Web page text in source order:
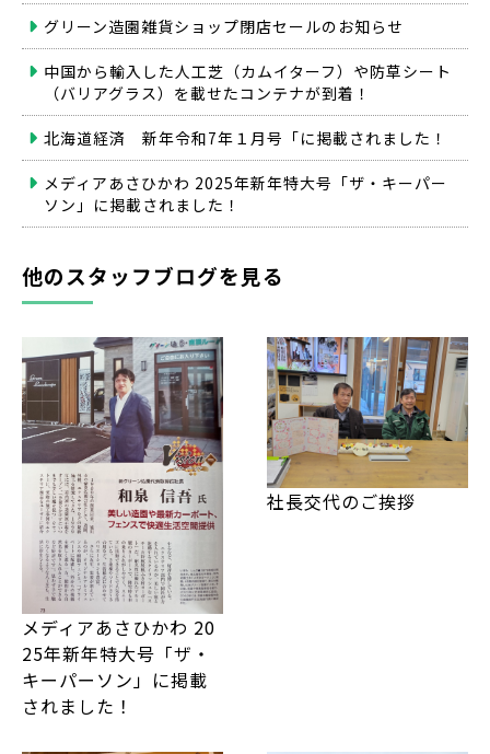
グリーン造園雑貨ショップ閉店セールのお知らせ
中国から輸入した人工芝（カムイターフ）や防草シート
（バリアグラス）を載せたコンテナが到着！
北海道経済 新年令和7年１月号「に掲載されました！
メディアあさひかわ 2025年新年特大号「ザ・キーパー
ソン」に掲載されました！
他のスタッフブログを見る
メディアあさひかわ 20
25年新年特大号「ザ・
キーパーソン」に掲載
されました！
社長交代のご挨拶